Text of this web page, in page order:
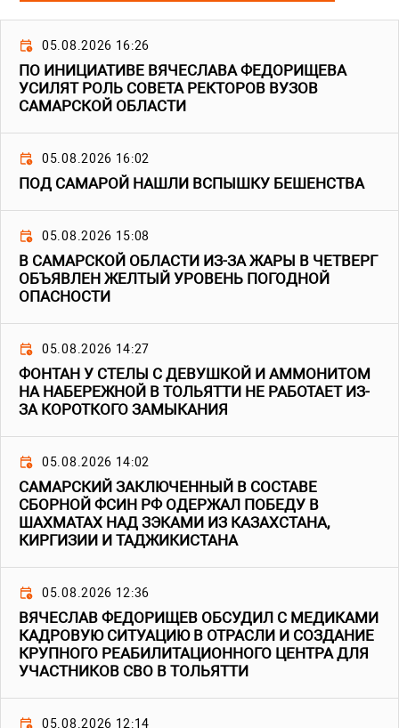
05.08.2026 16:26
ПО ИНИЦИАТИВЕ ВЯЧЕСЛАВА ФЕДОРИЩЕВА
УСИЛЯТ РОЛЬ СОВЕТА РЕКТОРОВ ВУЗОВ
САМАРСКОЙ ОБЛАСТИ
05.08.2026 16:02
ПОД САМАРОЙ НАШЛИ ВСПЫШКУ БЕШЕНСТВА
05.08.2026 15:08
В САМАРСКОЙ ОБЛАСТИ ИЗ-ЗА ЖАРЫ В ЧЕТВЕРГ
ОБЪЯВЛЕН ЖЕЛТЫЙ УРОВЕНЬ ПОГОДНОЙ
ОПАСНОСТИ
05.08.2026 14:27
ФОНТАН У СТЕЛЫ С ДЕВУШКОЙ И АММОНИТОМ
НА НАБЕРЕЖНОЙ В ТОЛЬЯТТИ НЕ РАБОТАЕТ ИЗ-
ЗА КОРОТКОГО ЗАМЫКАНИЯ
05.08.2026 14:02
САМАРСКИЙ ЗАКЛЮЧЕННЫЙ В СОСТАВЕ
СБОРНОЙ ФСИН РФ ОДЕРЖАЛ ПОБЕДУ В
ШАХМАТАХ НАД ЗЭКАМИ ИЗ КАЗАХСТАНА,
КИРГИЗИИ И ТАДЖИКИСТАНА
05.08.2026 12:36
ВЯЧЕСЛАВ ФЕДОРИЩЕВ ОБСУДИЛ С МЕДИКАМИ
КАДРОВУЮ СИТУАЦИЮ В ОТРАСЛИ И СОЗДАНИЕ
КРУПНОГО РЕАБИЛИТАЦИОННОГО ЦЕНТРА ДЛЯ
УЧАСТНИКОВ СВО В ТОЛЬЯТТИ
05.08.2026 12:14